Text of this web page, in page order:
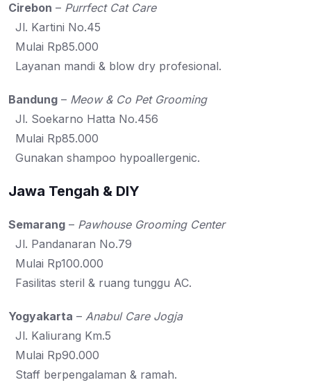
Cirebon – Purrfect Cat Care
Jl. Kartini No.45
Mulai Rp85.000
Layanan mandi & blow dry profesional.
Bandung – Meow & Co Pet Grooming
Jl. Soekarno Hatta No.456
Mulai Rp85.000
Gunakan shampoo hypoallergenic.
Jawa Tengah & DIY
Semarang – Pawhouse Grooming Center
Jl. Pandanaran No.79
Mulai Rp100.000
Fasilitas steril & ruang tunggu AC.
Yogyakarta – Anabul Care Jogja
Jl. Kaliurang Km.5
Mulai Rp90.000
Staff berpengalaman & ramah.